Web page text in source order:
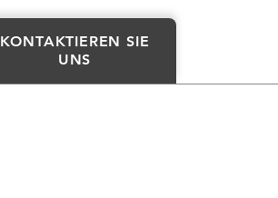
KONTAKTIEREN SIE
UNS